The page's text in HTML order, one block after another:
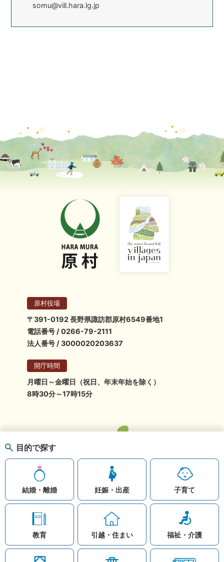
somu@vill.hara.lg.jp
目的で探す
結婚・離婚 妊娠・出産 子育て
教育 引越・住まい 福祉・介護
原村役場
〒391-0192 長野県諏訪郡原村6549番地1
電話番号 / 0266-79-2111
法人番号 / 3000020203637
開庁時間
月曜日～金曜日（祝日、年末年始を除く）
8時30分～17時15分